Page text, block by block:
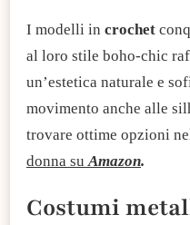
I modelli in crochet
al loro stile boho-chic
un’estetica naturale e
movimento anche alle
trovare ottime opzioni
donna suAmazon.
Costumi